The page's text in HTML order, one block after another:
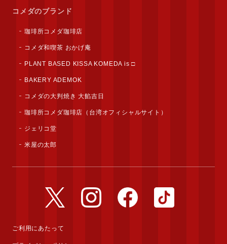
コメダのブランド
珈琲所コメダ珈琲店
コメダ和喫茶 おかげ庵
PLANT BASED KISSA KOMEDA is □
BAKERY ADEMOK
コメダの大判焼き 大餡吉日
珈琲所コメダ珈琲店（台湾オフィシャルサイト）
ジェリコ堂
米屋の太郎
公式Twitterアカウント
公式Instagramアカウント
公式Facebookアカウ
ご利用にあたって